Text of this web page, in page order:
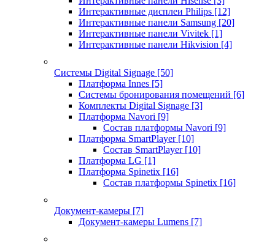
Интерактивные дисплеи Philips [12]
Интерактивные панели Samsung [20]
Интерактивные панели Vivitek [1]
Интерактивные панели Hikvision [4]
Системы Digital Signage [50]
Платформа Innes [5]
Системы бронирования помещений [6]
Комплекты Digital Signage [3]
Платформа Navori [9]
Состав платформы Navori [9]
Платформа SmartPlayer [10]
Состав SmartPlayer [10]
Платформа LG [1]
Платформа Spinetix [16]
Состав платформы Spinetix [16]
Документ-камеры [7]
Документ-камеры Lumens [7]